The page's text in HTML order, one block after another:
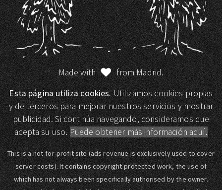
Made with
from Madrid.
Esta página utiliza cookies.Utilizamos cookies propias
y de terceros para mejorar nuestros servicios y mostrar
publicidad. Si continúa navegando, consideramos que
acepta su uso.Puede obtener más información aquí.
This is a not-for-profit site (ads revenue is exclusively used to cover
server costs). It contains copyright-protected work, the use of
which has not always been specifically authorised by the owner.